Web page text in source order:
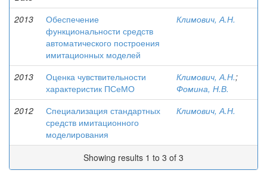
2013
Обеспечение
функциональности средств
автоматического построения
имитационных моделей
Климович, А.Н.
2013
Оценка чувствительности
характеристик ПСеМО
Климович, А.Н.;
Фомина, Н.В.
2012
Специализация стандартных
средств имитационного
моделирования
Климович, А.Н.
Showing results 1 to 3 of 3